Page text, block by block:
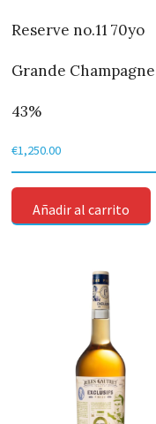
Reserve no.11 70yo
Grande
43%
€1,250.00
Añadir al carrito